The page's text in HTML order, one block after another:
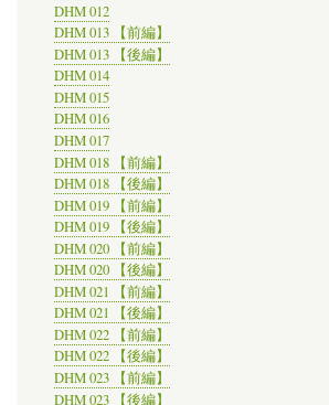
DHM 012
DHM 013 【前編】
DHM 013 【後編】
DHM 014
DHM 015
DHM 016
DHM 017
DHM 018 【前編】
DHM 018 【後編】
DHM 019 【前編】
DHM 019 【後編】
DHM 020 【前編】
DHM 020 【後編】
DHM 021 【前編】
DHM 021 【後編】
DHM 022 【前編】
DHM 022 【後編】
DHM 023 【前編】
DHM 023 【後編】